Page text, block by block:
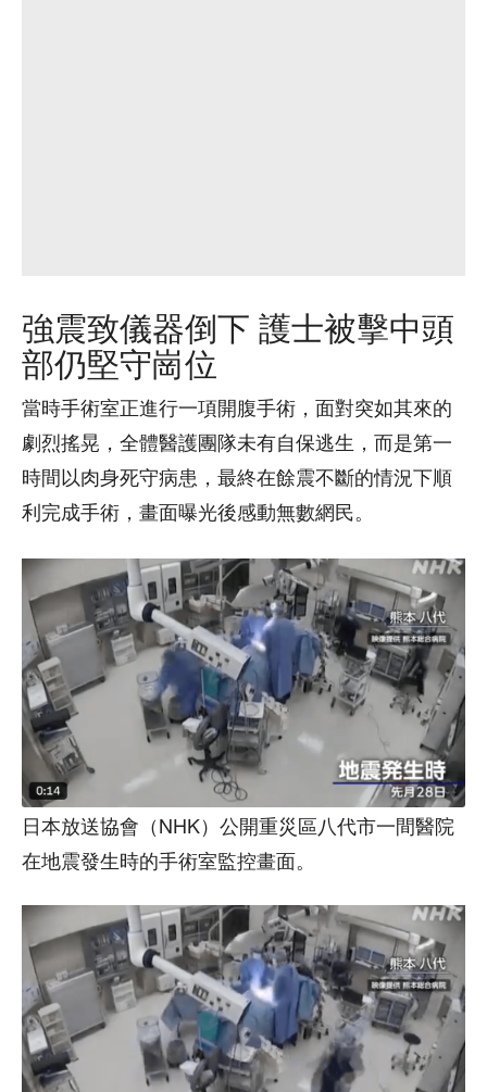
強震致儀器倒下 護士被擊中頭
部仍堅守崗位
當時手術室正進行一項開腹手術，面對突如其來的
劇烈搖晃，全體醫護團隊未有自保逃生，而是第一
時間以肉身死守病患，最終在餘震不斷的情況下順
利完成手術，畫面曝光後感動無數網民。
日本放送協會（NHK）公開重災區八代市一間醫院
在地震發生時的手術室監控畫面。